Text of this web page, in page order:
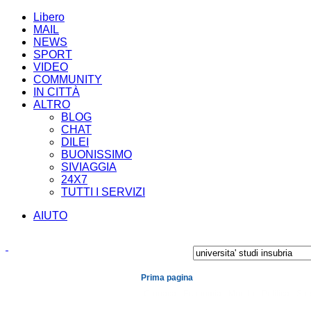
Libero
MAIL
NEWS
SPORT
VIDEO
COMMUNITY
IN CITTÀ
ALTRO
BLOG
CHAT
DILEI
BUONISSIMO
SIVIAGGIA
24X7
TUTTI I SERVIZI
AIUTO
Prima pagina